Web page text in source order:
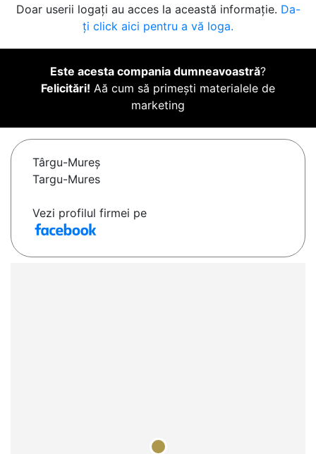
Doar userii logați au acces la această informație. Da-
ți click aici pentru a vă loga.
Este acesta compania dumneavoastră?
Felicitări! Aă cum să primești materialele de
marketing
Târgu-Mureş
Targu-Mures
Vezi profilul firmei pe